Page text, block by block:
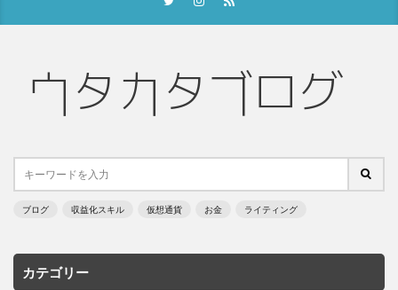
ブログ 収益化スキル 仮想通貨 お金 ライティング
カテゴリー